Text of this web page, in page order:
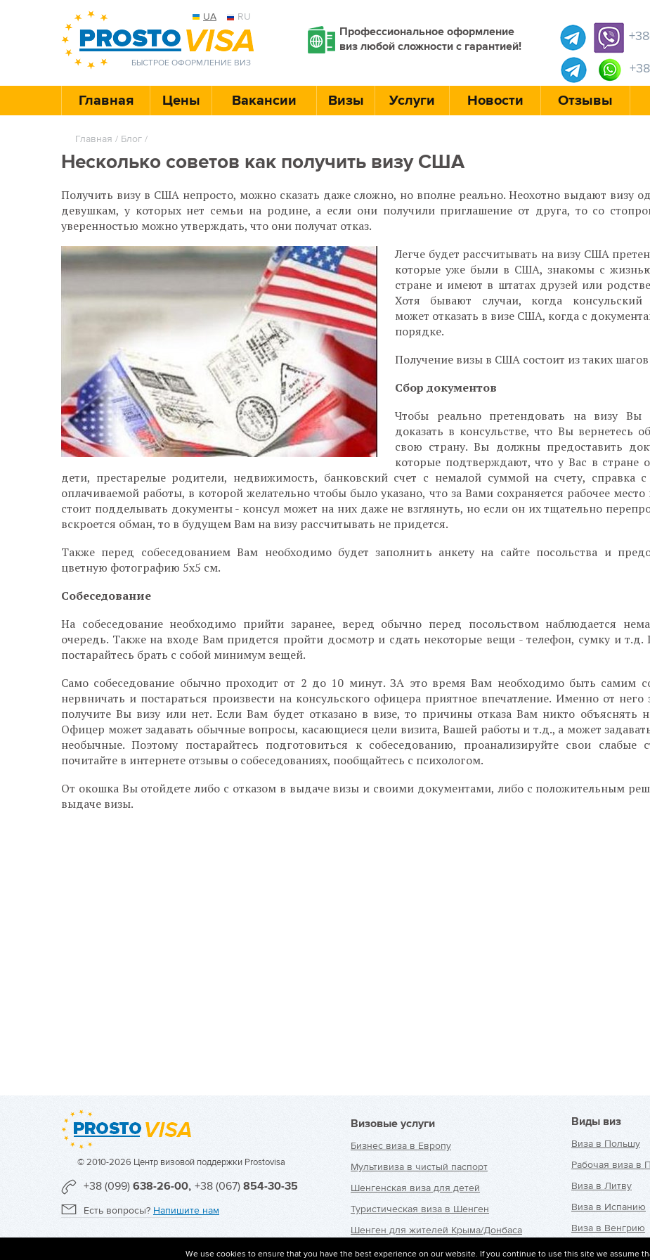
UA RU
БЫСТРОЕ ОФОРМЛЕНИЕ ВИЗ
Профессиональное оформление
виз любой сложности с гарантией!
Главная Цены Вакансии Визы Услуги Новости Отзывы
Главная / Блог /
Несколько советов как получить визу США
Получить визу в США непросто, можно сказать даже сложно, но вполне реально. Неохотно выдают визу
девушкам, у которых нет семьи на родине, а если они получили приглашение от друга, то со
уверенностью можно утверждать, что они получат отказ.
Легче будет рассчитывать на визу США
которые уже были в США, знакомы с
стране и имеют в штатах друзей или
Хотя бывают случаи, когда консульский
может отказать в визе США, когда с
порядке.
Получение визы в США состоит из таких
Сбор документов
Чтобы реально претендовать на визу Вы
доказать в консульстве, что Вы вернетесь
свою страну. Вы должны предоставить
которые подтверждают, что у Вас в стране
дети, престарелые родители, недвижимость, банковский счет с немалой суммой на счету, справка
оплачиваемой работы, в которой желательно чтобы было указано, что за Вами сохраняется рабочее
стоит подделывать документы - консул может на них даже не взглянуть, но если он их тщательно
вскроется обман, то в будущем Вам на визу рассчитывать не придется.
Также перед собеседованием Вам необходимо будет заполнить анкету на сайте посольства и
цветную фотографию 5х5 см.
Собеседование
На собеседование необходимо прийти заранее, веред обычно перед посольством наблюдается
очередь. Также на входе Вам придется пройти досмотр и сдать некоторые вещи - телефон, сумку и т.д.
постарайтесь брать с собой минимум вещей.
Само собеседование обычно проходит от 2 до 10 минут. ЗА это время Вам необходимо быть самим
нервничать и постараться произвести на консульского офицера приятное впечатление. Именно от него
получите Вы визу или нет. Если Вам будет отказано в визе, то причины отказа Вам никто объяснять
Офицер может задавать обычные вопросы, касающиеся цели визита, Вашей работы и т.д., а может
необычные. Поэтому постарайтесь подготовиться к собеседованию, проанализируйте свои слабые
почитайте в интернете отзывы о собеседованиях, пообщайтесь с психологом.
От окошка Вы отойдете либо с отказом в выдаче визы и своими документами, либо с положительным
выдаче визы.
© 2010-2026 Центр визовой поддержки Prostovisa
+38 (099) 638-26-00, +38 (067) 854-30-35
Есть вопросы? Напишите нам
Визовые услуги
Бизнес виза в Европу
Мультивиза в чистый паспорт
Шенгенская виза для детей
Туристическая виза в Шенген
Шенген для жителей Крыма/Донбаса
Страховка для шенгенской
Виды виз
Виза в Польшу
Рабочая виза в
Виза в Литву
Виза в Испанию
Виза в Венгрию
Виза в Чехию
We use cookies to ensure that you have the best experience on our website. If you continue to use this site we assume